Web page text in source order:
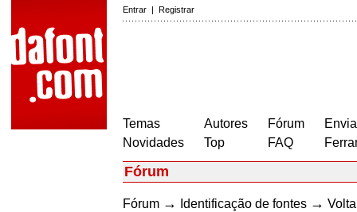
Entrar | Registrar
Temas
Novidades
Autores
Top
Fórum
FAQ
Fórum
Fórum → Identificação de fontes →